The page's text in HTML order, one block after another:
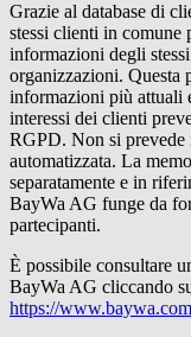
Grazie al database di
stessi clienti in comune
informazioni degli
organizzazioni. Questa
informazioni più attuali
interessi dei clienti
RGPD. Non si prevede
automatizzata. La
separatamente e in
BayWa AG funge da
partecipanti.
È possibile consultare
BayWa AG cliccando
https://